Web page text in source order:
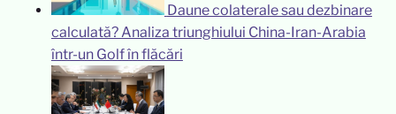
Daune colaterale sau dezbinare
calculată? Analiza triunghiului China-Iran-Arabia
într-un Golf în flăcări